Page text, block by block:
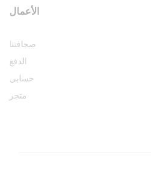
الأعمال
صحافتنا
الدفع
حسابي
متجر